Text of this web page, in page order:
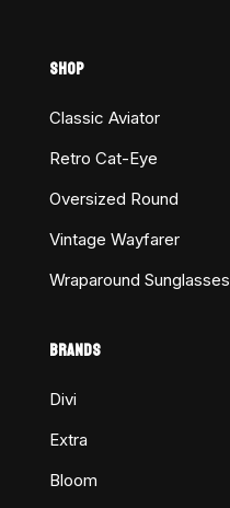
SHOP
Classic Aviator
Retro Cat-Eye
Oversized Round
Vintage Wayfarer
Wraparound Sunglasses
BRANDS
Divi
Extra
Bloom